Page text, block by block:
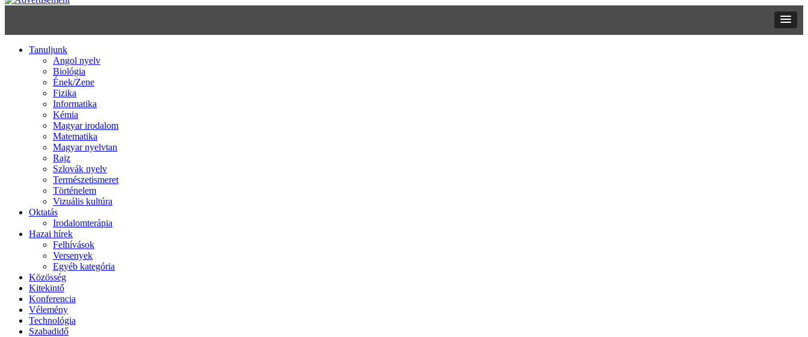
Tanuljunk
Angol nyelv
Biológia
Ének/Zene
Fizika
Informatika
Kémia
Magyar irodalom
Matematika
Magyar nyelvtan
Rajz
Szlovák nyelv
Természetismeret
Történelem
Vizuális kultúra
Oktatás
Irodalomterápia
Hazai hírek
Felhívások
Versenyek
Egyéb kategória
Közösség
Kitekintő
Konferencia
Vélemény
Technológia
Szabadidő